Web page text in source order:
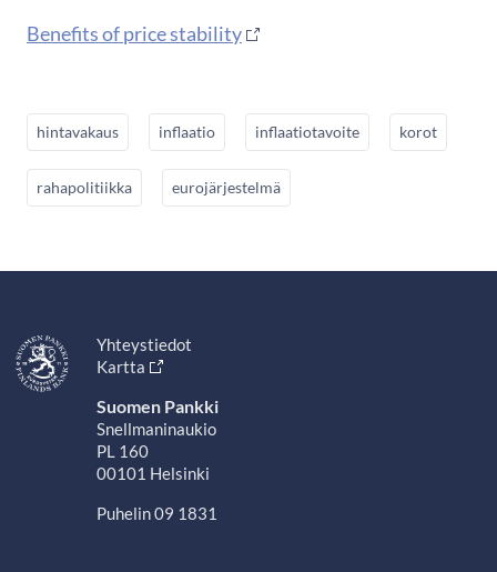
Benefits of price stability
hintavakaus inflaatio inflaatiotavoite korot
rahapolitiikka eurojärjestelmä
Yhteystiedot
Kartta
Suomen Pankki
Snellmaninaukio
PL 160
00101 Helsinki
Puhelin 09 1831